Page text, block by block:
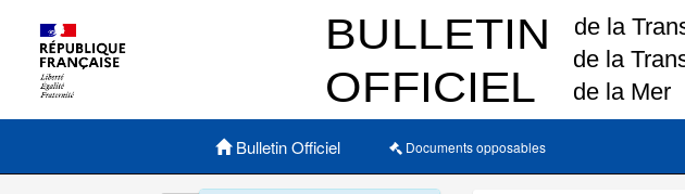
Menu principal
Bulletin Officiel Documents opposables